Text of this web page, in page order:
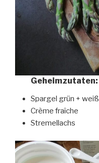
Geheimzutaten:
Spargel grün + weiß
Crème fraîche
Stremellachs